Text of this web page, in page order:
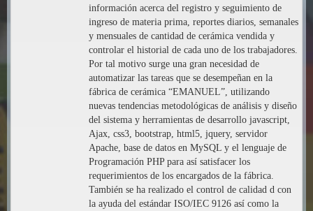
información acerca del registro y seguimiento de
ingreso de materia prima, reportes diarios, semanales
y mensuales de cantidad de cerámica vendida y
controlar el historial de cada uno de los trabajadores.
Por tal motivo surge una gran necesidad de
automatizar las tareas que se desempeñan en la
fábrica de cerámica “EMANUEL”, utilizando
nuevas tendencias metodológicas de análisis y diseño
del sistema y herramientas de desarrollo javascript,
Ajax, css3, bootstrap, html5, jquery, servidor
Apache, base de datos en MySQL y el lenguaje de
Programación PHP para así satisfacer los
requerimientos de los encargados de la fábrica.
También se ha realizado el control de calidad d con
la ayuda del estándar ISO/IEC 9126 así como la